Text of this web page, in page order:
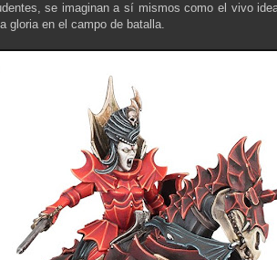
se imaginan a sí mismos como el vivo
gloria en el campo de batalla.